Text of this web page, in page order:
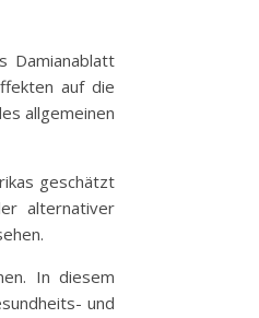
Damianablatt
auf die
allgemeinen
geschätzt
alternativer
In diesem
und